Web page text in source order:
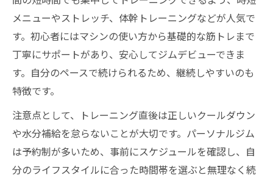
メニューやストレッチ、体幹トレーニングなどが人気で
す。初心者にはマシンの使い方から基礎的な筋トレまで
丁寧にサポートがあり、安心してジムデビューできま
す。自分のペースで続けられるため、継続しやすいのも
特徴です。
注意点として、トレーニング直後は正しいクールダウン
や水分補給を怠らないことが大切です。パーソナルジム
は予約制が多いため、事前にスケジュールを確認し、自
分のライフスタイルに合った時間帯を選ぶと無理なく続